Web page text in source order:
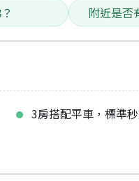
附近是否
3房搭配平車，標準